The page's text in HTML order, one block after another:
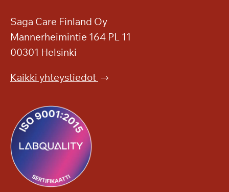
Saga Care Finland Oy
Mannerheimintie 164 PL 11
00301 Helsinki
Kaikki yhteystiedot